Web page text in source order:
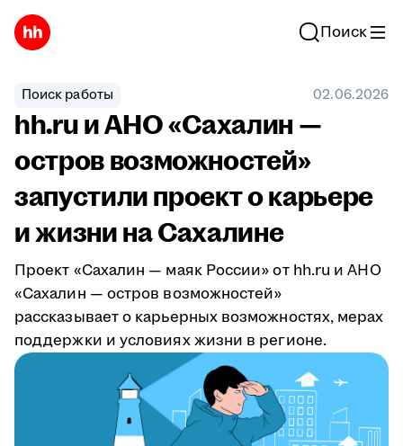
Поиск
Поиск работы 02.06.2026
hh.ru и АНО «Сахалин —
остров возможностей»
запустили проект о карьере
и жизни на Сахалине
Проект «Сахалин — маяк России» от hh.ru и АНО
«Сахалин — остров возможностей»
рассказывает о карьерных возможностях, мерах
поддержки и условиях жизни в регионе.